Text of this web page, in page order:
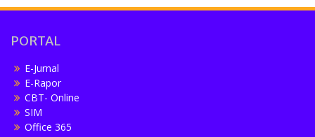
PORTAL
E-Jurnal
E-Rapor
CBT- Online
SIM
Office 365